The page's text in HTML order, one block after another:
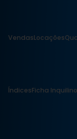
VendasLocações
ÍndicesFicha Inquilino